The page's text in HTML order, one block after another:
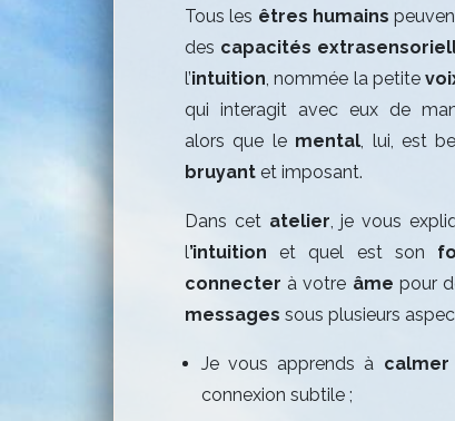
Tous les êtres humains
des capacités
l’intuition, nommée la petite
qui interagit avec eux de
alors que le mental, lui, est
bruyant et imposant.
Dans cet atelier, je vous
l’intuition et quel est son
connecter à votre âme pour
messages sous plusieurs
Je vous apprends à calmer
connexion subtile ;